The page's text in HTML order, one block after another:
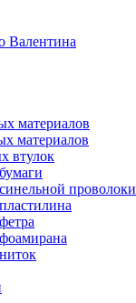
Валентина
материалов
материалов
втулок
проволоки